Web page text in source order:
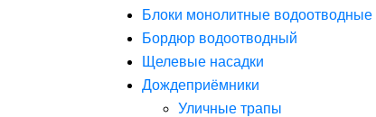
Блоки монолитные водоотводные
Бордюр водоотводный
Щелевые насадки
Дождеприёмники
Уличные трапы